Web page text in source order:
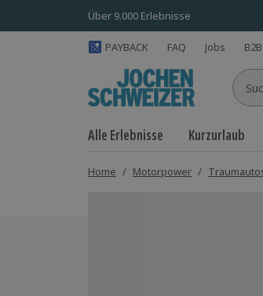
Über 9.000 Erlebnisse
PAYBACK FAQ Jobs B2B
Alle Erlebnisse Kurzurlaub
Home / Motorpower /